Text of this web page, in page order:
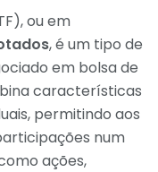
ou em
, é um tipo de
em bolsa de
características
permitindo aos
num
ações,